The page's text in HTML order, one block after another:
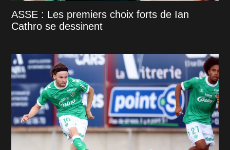
ASSE : Les premiers choix forts de Ian
Cathro se dessinent